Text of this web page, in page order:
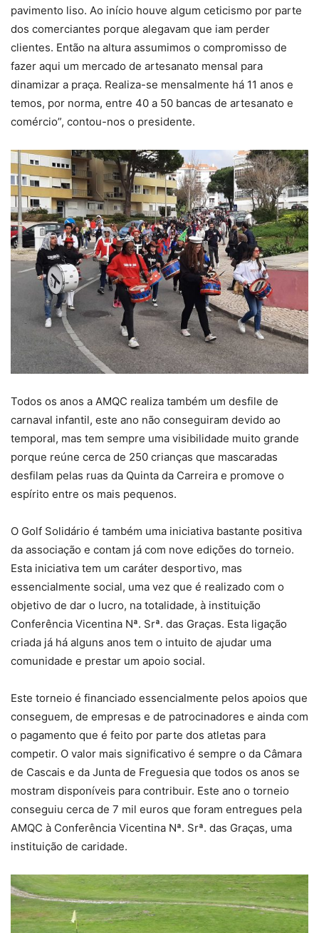
pavimento liso. Ao início houve algum ceticismo por parte
dos comerciantes porque alegavam que iam perder
clientes. Então na altura assumimos o compromisso de
fazer aqui um mercado de artesanato mensal para
dinamizar a praça. Realiza-se mensalmente há 11 anos e
temos, por norma, entre 40 a 50 bancas de artesanato e
comércio”, contou-nos o presidente.
Todos os anos a AMQC realiza também um desfile de
carnaval infantil, este ano não conseguiram devido ao
temporal, mas tem sempre uma visibilidade muito grande
porque reúne cerca de 250 crianças que mascaradas
desfilam pelas ruas da Quinta da Carreira e promove o
espírito entre os mais pequenos.
O Golf Solidário é também uma iniciativa bastante positiva
da associação e contam já com nove edições do torneio.
Esta iniciativa tem um caráter desportivo, mas
essencialmente social, uma vez que é realizado com o
objetivo de dar o lucro, na totalidade, à instituição
Conferência Vicentina Nª. Srª. das Graças. Esta ligação
criada já há alguns anos tem o intuito de ajudar uma
comunidade e prestar um apoio social.
Este torneio é financiado essencialmente pelos apoios que
conseguem, de empresas e de patrocinadores e ainda com
o pagamento que é feito por parte dos atletas para
competir. O valor mais significativo é sempre o da Câmara
de Cascais e da Junta de Freguesia que todos os anos se
mostram disponíveis para contribuir. Este ano o torneio
conseguiu cerca de 7 mil euros que foram entregues pela
AMQC à Conferência Vicentina Nª. Srª. das Graças, uma
instituição de caridade.